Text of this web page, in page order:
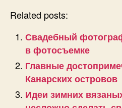
Related posts:
Свадебный
в фотосъемке
Главные
Канарских островов
Идеи зимних